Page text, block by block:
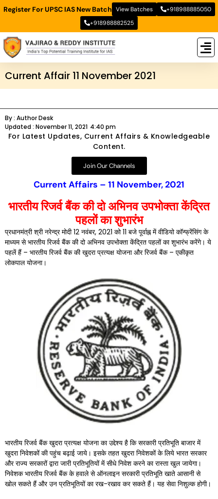
Register For UPSC IAS New Batch View Batches
+918988885050
+918988882525
Current Affair 11 November 2021
By : Author Desk
Updated : November 11, 2021 4:40 pm
For Latest Updates, Current Affairs & Knowledgeable
Content.
Join Our Channels
Current Affairs – 11 November, 2021
भारतीय रिजर्व बैंक की दो अभिनव उपभोक्ता केंद्रित
पहलोंका शुभारंभ
प्रधानमंत्री श्री नरेन्द्र मोदी 12 नवंबर, 2021 को 11 बजे पूर्वाह्न में वीडियो कॉन्फ्रेंसिंग के
माध्यम से भारतीय रिजर्व बैंक की दो अभिनव उपभोक्ता केंद्रित पहलों का शुभारंभ करेंगे। ये
पहलें हैं – भारतीय रिजर्व बैंक की खुदरा प्रत्यक्ष योजना और रिजर्व बैंक – एकीकृत
लोकपाल योजना।
भारतीय रिजर्व बैंक खुदरा प्रत्यक्ष योजना का उद्देश्य है कि सरकारी प्रतिभूति बाजार में
खुदरा निवेशकों की पहुंच बढ़ाई जाये। इसके तहत खुदरा निवेशकों के लिये भारत सरकार
और राज्य सरकारों द्वारा जारी प्रतिभूतियों में सीधे निवेश करने का रास्ता खुल जायेगा।
निवेशक भारतीय रिजर्व बैंक के हवाले से ऑनलाइन सरकारी प्रतिभूति खाते आसानी से
खोल सकते हैं और उन प्रतिभूतियों का रख-रखाव कर सकते हैं। यह सेवा निशुल्क होगी।